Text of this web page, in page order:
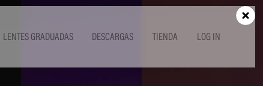
LENTES GRADUADAS DESCARGAS TIENDA LOG IN